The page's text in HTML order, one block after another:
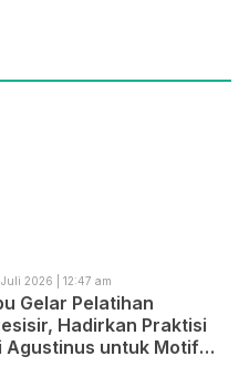
2026 | 12:47 am
Gelar Pelatihan
Hadirkan Praktisi
Agustinus untuk Motif